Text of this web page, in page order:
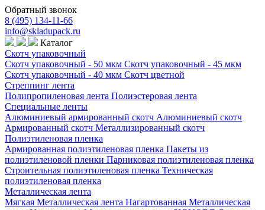
Обратный звонок
8 (495) 134-11-66
info@skladupack.ru
Каталог
Скотч упаковочный
Скотч упаковочный - 50 мкм Скотч упаковочный - 45 мкм
Скотч упаковочный - 40 мкм Скотч цветной
Стреппинг лента
Полипропиленовая лента Полиэстеровая лента
Специальные ленты
Алюминиевый армированный скотч Алюминиевый скотч
Армированный скотч Металлизированный скотч
Полиэтиленовая пленка
Армированная полиэтиленовая пленка Пакеты из
полиэтиленовой пленки Парниковая полиэтиленовая пленка
Строительная полиэтиленовая пленка Техническая
полиэтиленовая пленка
Металлическая лента
Мягкая Металлическая лента Нагартованная Металлическая